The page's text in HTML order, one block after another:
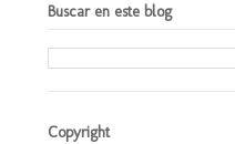
Buscar en este blog
Copyright